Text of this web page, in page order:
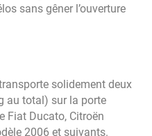
sans gêner l’ouverture
solidement deux
au total) sur la porte
Fiat Ducato, Citroën
2006 et suivants.